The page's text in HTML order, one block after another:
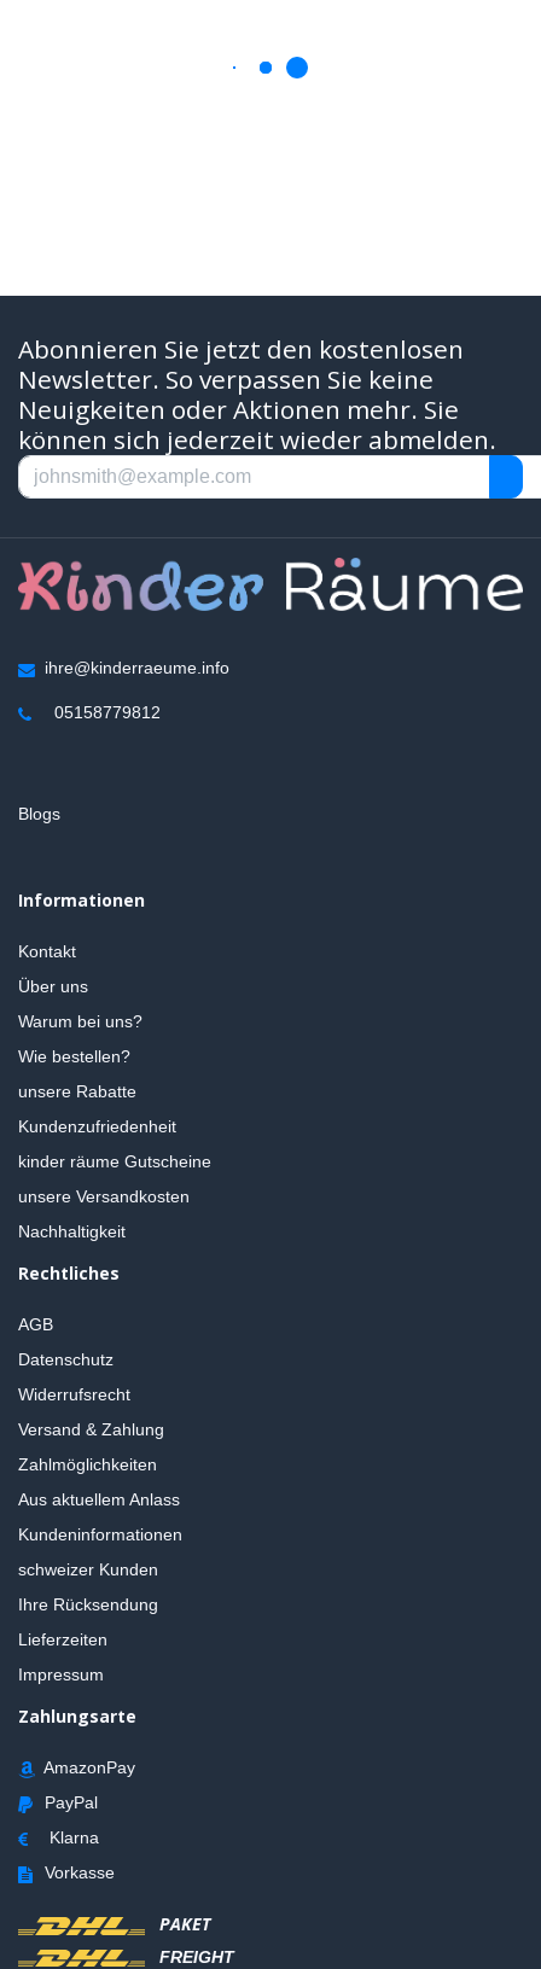
Abonnieren Sie jetzt den kostenlosen
Newsletter. So verpassen Sie keine
Neuigkeiten oder Aktionen mehr. Sie
können sich jederzeit wieder abmelden.
ihre@kinderraeume.info
05158779812
Blogs
Informationen
Kontakt
Über uns
Warum bei uns?
Wie bestellen?
unsere Rabatte
Kundenzufriedenheit
kinder räume Gutscheine
unsere Versandkosten
Nachhaltigkeit
Rechtliches
AGB
Datenschutz
Widerrufsrecht
Versand & Zahlung
Zahlmöglichkeiten
Aus aktuellem Anlass
Kundeninformationen
schweizer Kunden
Ihre Rücksendung
Lieferzeiten
Impressum
Zahlungsarte
AmazonPay
PayPal
Klarna
Vorkasse
PAKET
FREIGHT